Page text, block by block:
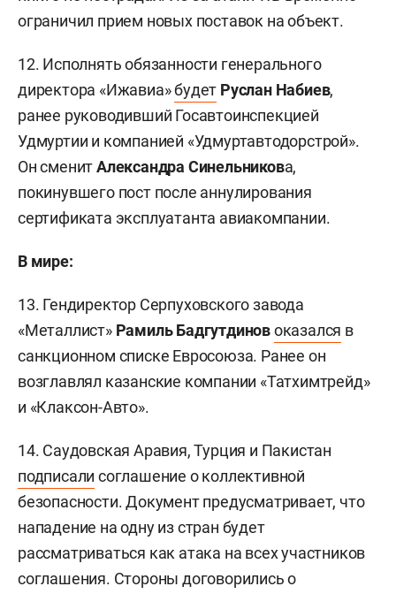
ограничил прием новых поставок на объект.
12. Исполнять обязанности генерального
директора «Ижавиа»будет Руслан Набиев,
ранее руководивший Госавтоинспекцией
Удмуртии и компанией «Удмуртавтодорстрой».
Он сменитАлександра Синельникова,
покинувшего пост после аннулирования
сертификата эксплуатанта авиакомпании.
В мире:
13. Гендиректор Серпуховского завода
«Металлист» Рамиль Бадгутдиновоказался в
санкционном списке Евросоюза. Ранее он
возглавлял казанские компании «Татхимтрейд»
и «Клаксон-Авто».
14. Саудовская Аравия, Турция и Пакистан
подписали соглашение о коллективной
безопасности. Документ предусматривает, что
нападение на одну из стран будет
рассматриваться как атака на всех участников
соглашения. Стороны договорились о